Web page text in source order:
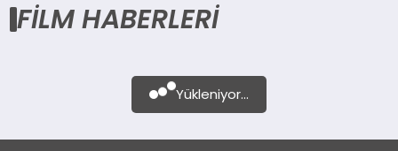
SIYASET
FILM HABERLERI
Yükleniyor...